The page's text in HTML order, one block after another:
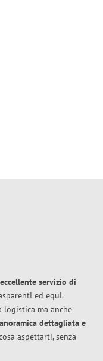
eccellente servizio di
ed equi.
logistica ma anche
dettagliata e
aspettarti, senza